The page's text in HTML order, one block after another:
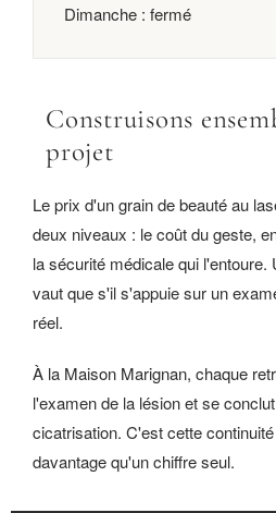
Dimanche : fermé
Construisons
projet
Le prix d'un grain de beauté au
deux niveaux : le coût du geste,
la sécurité médicale qui l'entoure.
vaut que s'il s'appuie sur un
réel.
À la Maison Marignan, chaque
l'examen de la lésion et se
cicatrisation. C'est cette
davantage qu'un chiffre seul.